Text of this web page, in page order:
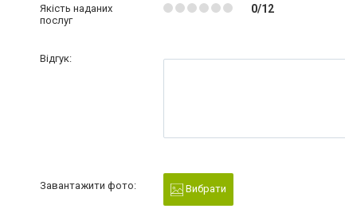
Якість наданих
послуг
0/12
Відгук:
Завантажити фото: Вибрати